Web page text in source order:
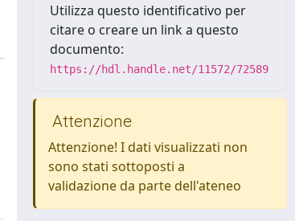
Utilizza questo identificativo per
citare o creare un link a questo
documento:
https://hdl.handle.net/11572/72589
Attenzione
Attenzione! I dati visualizzati non
sono stati sottoposti a
validazione da parte dell'ateneo